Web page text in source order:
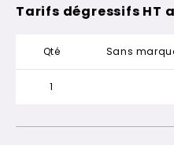
Tarifs dégressifs HT
Qté Sans
1